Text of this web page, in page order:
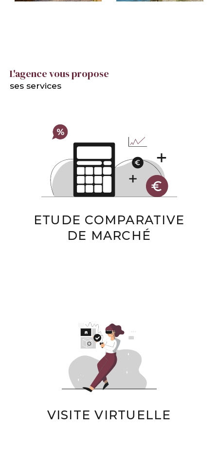
L'agence vous propose
ses services
ETUDE COMPARATIVE
DE MARCHÉ
VISITE VIRTUELLE